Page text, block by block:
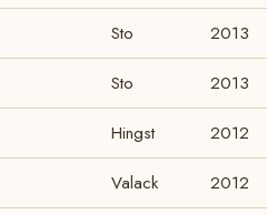
Sto 2013
Sto 2013
Hingst 2012
Valack 2012